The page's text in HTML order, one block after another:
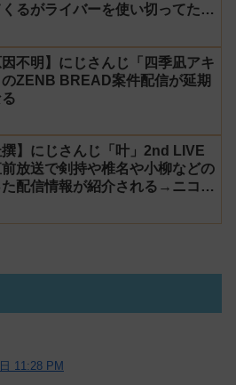
くるがライバーを使い切ってたの
の転生が可能に
因不明】にじさんじ「四季凪アキ
のZENB BREAD案件配信が延期
撰】にじさんじ「叶」2nd LIVE
放送で剣持や椎名や小柳などの
配信情報が紹介される→ニコニ
AI?】
11:28 PM